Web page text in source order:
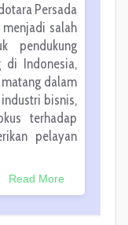
Persada
salah
pendukung
di Indonesia,
dalam
bisnis,
terhadap
pelayan
Read More